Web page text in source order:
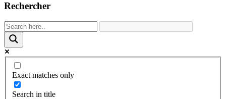
Rechercher
Exact matches only
Search in title